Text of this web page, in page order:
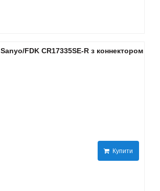
Sanyo/FDK CR17335SE-R з коннектором
Купити